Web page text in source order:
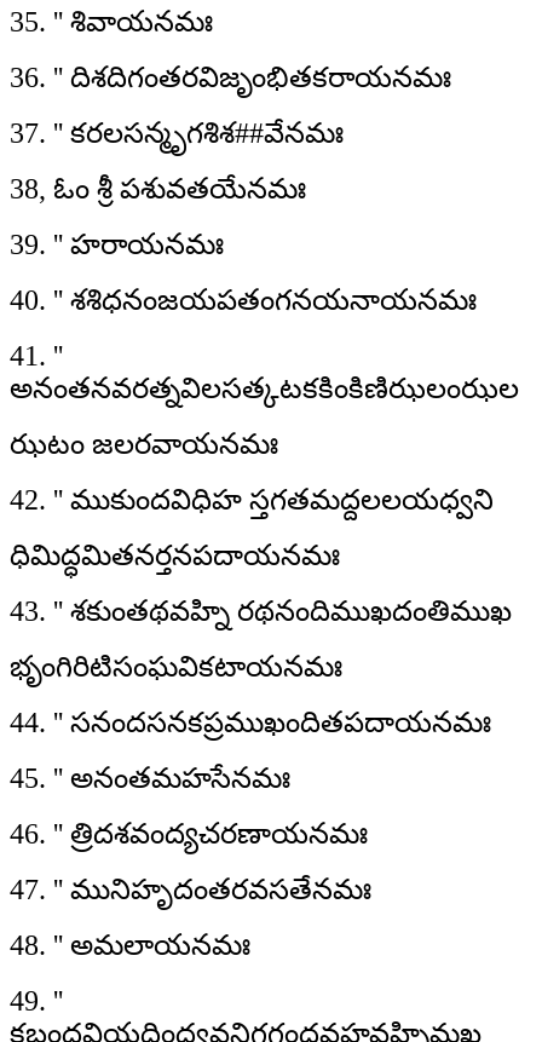
35. '' శివాయనమః
36. '' దిశదిగంతరవిజృంభితకరాయనమః
37. '' కరలసన్మృగశిశ##వేనమః
38, ఓం శ్రీ పశువతయేనమః
39. '' హరాయనమః
40. '' శశిధనంజయపతంగనయనాయనమః
41. ''
అనంతనవరత్నవిలసత్కటకకింకిణిఝలంఝల
ఝటం జలరవాయనమః
42. '' ముకుందవిధిహ స్తగతమద్దలలయధ్వని
ధిమిద్ధమితనర్తనపదాయనమః
43. '' శకుంతథవహ్ని రథనందిముఖదంతిముఖ
భృంగిరిటిసంఘవికటాయనమః
44. '' సనందసనకప్రముఖందితపదాయనమః
45. '' అనంతమహసేనమః
46. '' త్రిదశవంద్యచరణాయనమః
47. '' మునిహృదంతరవసతేనమః
48. '' అమలాయనమః
49. ''
కబంధవియదింద్వవనిగగంధవహవహ్నిమఖ